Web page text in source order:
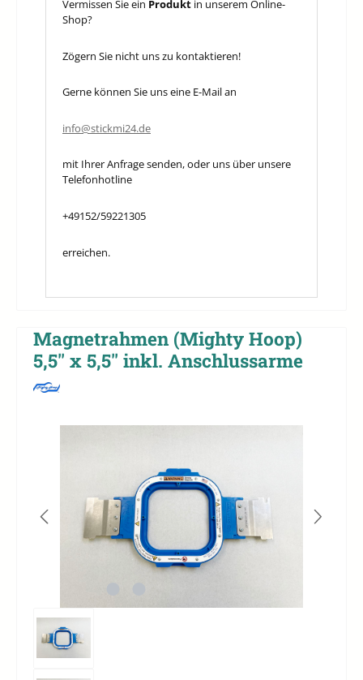
Vermissen Sie ein Produkt in unserem Online-
Shop?
Zögern Sie nicht uns zu kontaktieren!
Gerne können Sie uns eine E-Mail an
info@stickmi24.de
mit Ihrer Anfrage senden, oder uns über unsere
Telefonhotline
+49152/59221305
erreichen.
Magnetrahmen (Mighty Hoop)
5,5'' x 5,5'' inkl. Anschlussarme